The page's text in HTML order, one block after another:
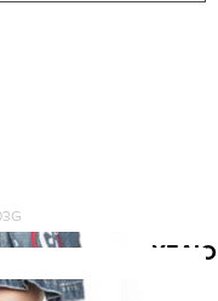
ΚΑΛΤΣΑ ΜΕ ΣΧΕΔΙΟ
€